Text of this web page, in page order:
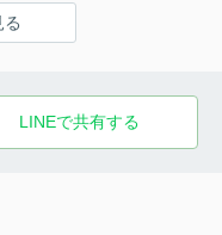
LINEで共有する